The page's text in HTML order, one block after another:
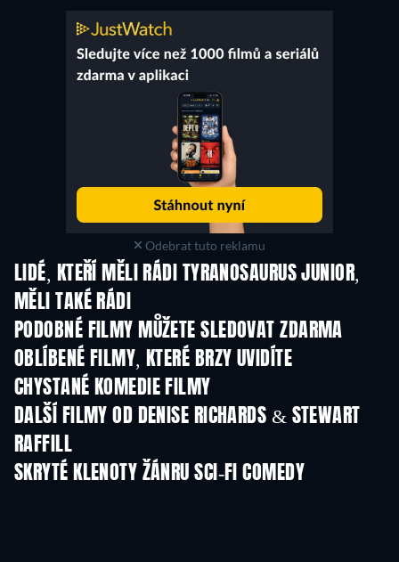
Odebrat tuto reklamu
LIDÉ, KTEŘÍ MĚLI RÁDI TYRANOSAURUS JUNIOR,
MĚLI TAKÉ RÁDI
PODOBNÉ FILMY MŮŽETE SLEDOVAT ZDARMA
OBLÍBENÉ FILMY, KTERÉ BRZY UVIDÍTE
CHYSTANÉ KOMEDIE FILMY
DALŠÍ FILMY OD DENISE RICHARDS & STEWART
RAFFILL
SKRYTÉ KLENOTY ŽÁNRU SCI-FI COMEDY